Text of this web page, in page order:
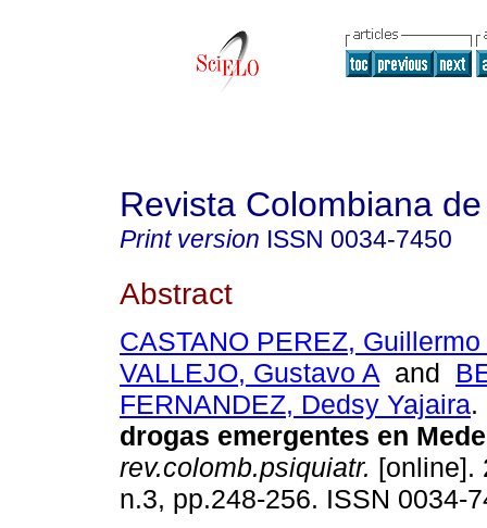
Revista Colombiana
Print version ISSN 0034-7450
Abstract
CASTANO PEREZ, Guillermo
VALLEJO, Gustavo A and
FERNANDEZ, Dedsy Yajaira.
drogas emergentes en
rev.colomb.psiquiatr. [online].
n.3, pp.248-256. ISSN 0034-